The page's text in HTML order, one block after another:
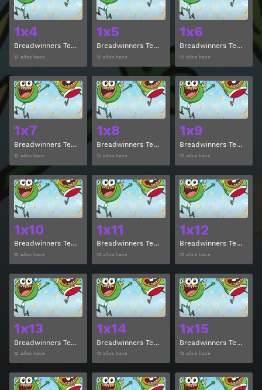
1x4
Breadwinners Temporada 1 Episodio 4
12 años hace
1x5
Breadwinners Temporada 1 Episodio 5
12 años hace
1x6
Breadwinners Temporada 1 Episodio 6
12 años hace
1x7
Breadwinners Temporada 1 Episodio 7
12 años hace
Ver
1x8
Breadwinners Temporada 1 Episodio 8
12 años hace
Ver
1x9
Breadwinners Temporada 1 Episodio 9
12 años hace
1x10
Breadwinners Temporada 1 Episodio 10
12 años hace
Ver
1x11
Breadwinners Temporada 1 Episodio 11
12 años hace
Ver
1x12
Breadwinners Temporada 1 Episodio 12
12 años hace
1x13
Breadwinners Temporada 1 Episodio 13
12 años hace
Ver
1x14
Breadwinners Temporada 1 Episodio 14
12 años hace
Ver
1x15
Breadwinners Temporada 1 Episodio 15
12 años hace
Ver Ver